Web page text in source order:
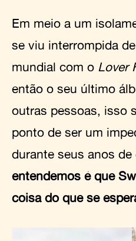
Em meio a um
se viu interrompida
mundial com o Lover
então o seu último
outras pessoas, isso
ponto de ser um
durante seus anos de
entendemos é que
coisa do que se